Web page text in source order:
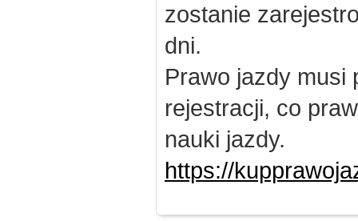
zostanie
dni.
Prawo jazdy musi
rejestracji, co
nauki jazdy.
https://